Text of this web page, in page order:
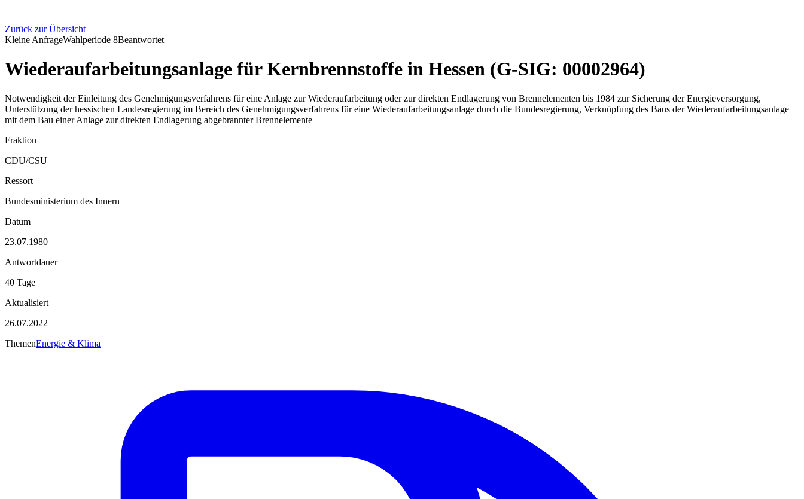
Zurück zur Übersicht
Kleine AnfrageWahlperiode 8Beantwortet
Wiederaufarbeitungsanlage für Kernbrennstoffe in Hessen (G-SIG: 00002964)
Notwendigkeit der Einleitung des Genehmigungsverfahrens für eine Anlage zur Wiederaufarbeitung oder zur direkten Endlagerung von Brennelementen bis 1984 zur Sicherung der Energieversorgung,
Unterstützung der hessischen Landesregierung im Bereich des Genehmigungsverfahrens für eine Wiederaufarbeitungsanlage durch die Bundesregierung, Verknüpfung des Baus der Wiederaufarbeitungsanlage
mit dem Bau einer Anlage zur direkten Endlagerung abgebrannter Brennelemente
Fraktion
CDU/CSU
Ressort
Bundesministerium des Innern
Datum
23.07.1980
Antwortdauer
40 Tage
Aktualisiert
26.07.2022
ThemenEnergie & Klima